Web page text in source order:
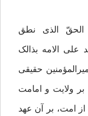
الحقّ الذی نطق
علی الامه بذالک
حقیقی
ولایت و امامت
امت، بر آن عهد